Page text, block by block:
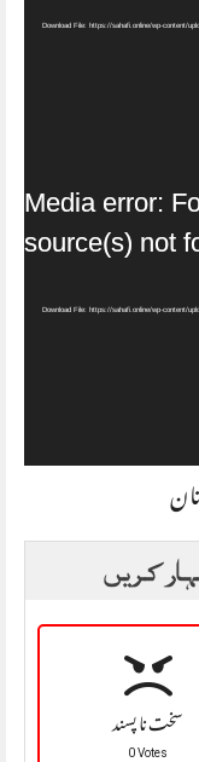
Download File: https://sahafi.online/wp-content/
Media error:
source(s) not
Download File: https://sahafi.online/wp-content/
کریں
سخت نا پسند
0 Votes